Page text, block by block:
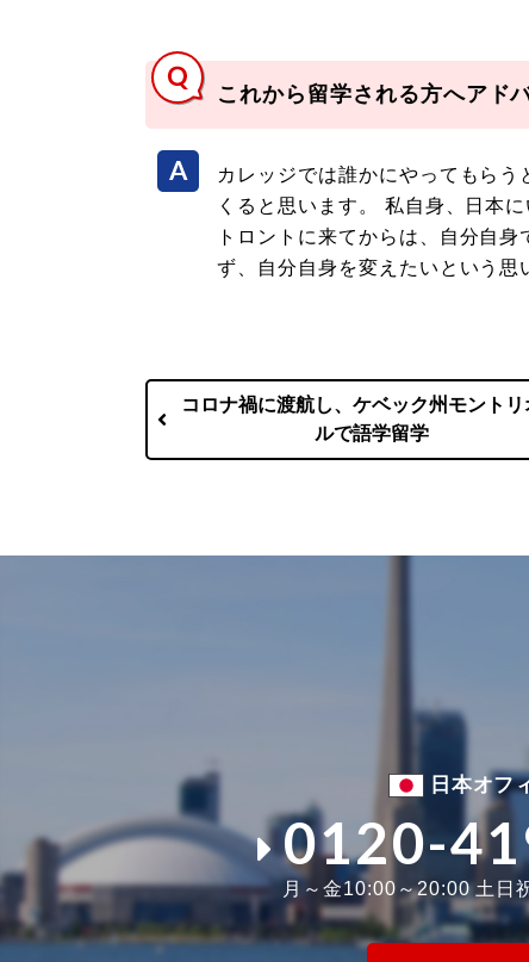
これから留学される方へアド
カレッジでは誰かにやってもら
くると思います。 私自身、日本
トロントに来てからは、自分自
ず、自分自身を変えたいという思
コロナ禍に渡航し、ケベック州モントリ
ルで語学留学
日本オフ
0120-
月～金10:00～20:00 土日